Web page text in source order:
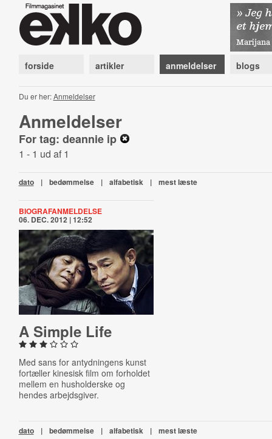
forside artikler anmeldelser blogs
Du er her:Anmeldelser
Anmeldelser
For tag: deannie ip
1 - 1 ud af 1
dato | bedømmelse | alfabetisk | mest læste
BIOGRAFANMELDELSE
06. DEC. 2012 | 12:52
A Simple Life
Med sans for antydningens kunst
fortæller kinesisk film om forholdet
mellem en husholderske og
hendes arbejdsgiver.
dato | bedømmelse | alfabetisk | mest læste